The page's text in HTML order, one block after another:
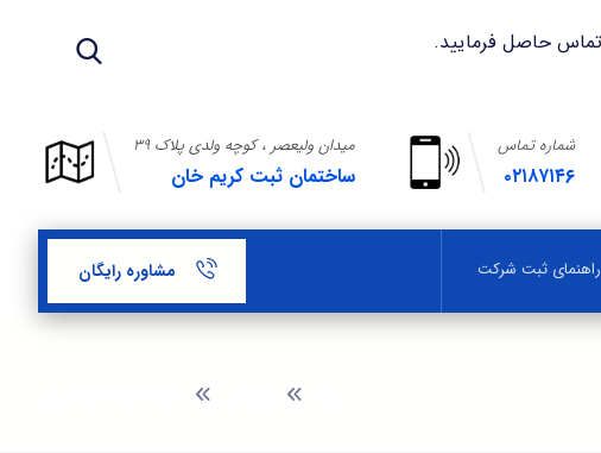
میدان ولیعصر ، کوچه ولدی پلاک ۳۹
ساختمان ثبت کریم خان
شماره تماس
۰۲۱۸۷۱۴۶
راهنمای ثبت شرکت مشاوره رایگان